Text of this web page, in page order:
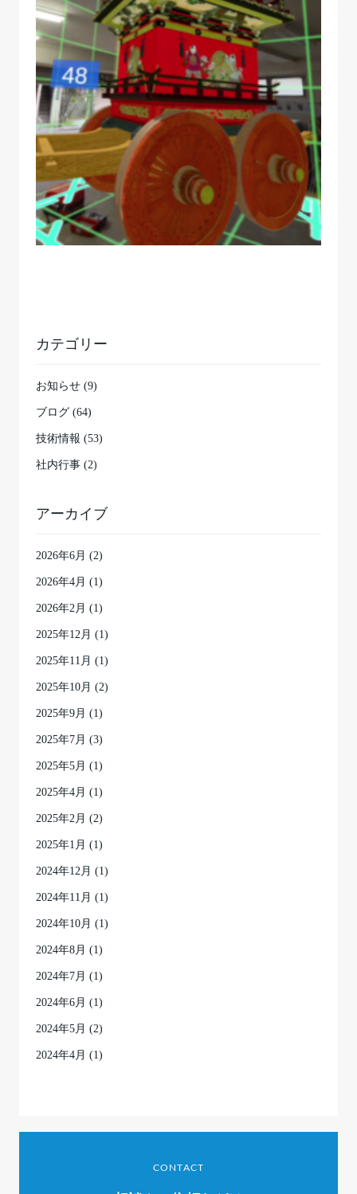
カテゴリー
お知らせ (9)
ブログ (64)
技術情報 (53)
社内行事 (2)
アーカイブ
2026年6月 (2)
2026年4月 (1)
2026年2月 (1)
2025年12月 (1)
2025年11月 (1)
2025年10月 (2)
2025年9月 (1)
2025年7月 (3)
2025年5月 (1)
2025年4月 (1)
2025年2月 (2)
2025年1月 (1)
2024年12月 (1)
2024年11月 (1)
2024年10月 (1)
2024年8月 (1)
2024年7月 (1)
2024年6月 (1)
2024年5月 (2)
2024年4月 (1)
CONTACT